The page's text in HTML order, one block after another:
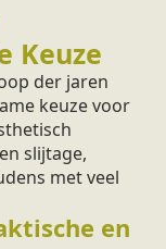
Keuze
der jaren
keuze voor
slijtage,
met veel
en